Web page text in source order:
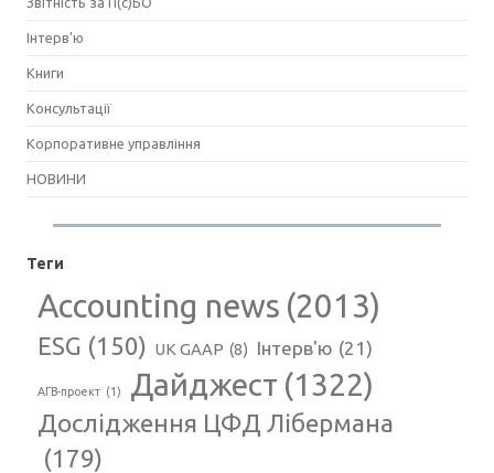
Інтерв'ю
Книги
Консультації
Корпоративне управління
НОВИНИ
Теги
Accounting news (2013)
ESG (150) UK GAAP (8) Інтерв'ю (21)
АГВ-проект (1) Дайджест (1322)
Дослідження ЦФД Лібермана
(179)